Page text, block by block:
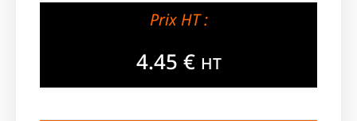
Prix HT :
4.45 € HT